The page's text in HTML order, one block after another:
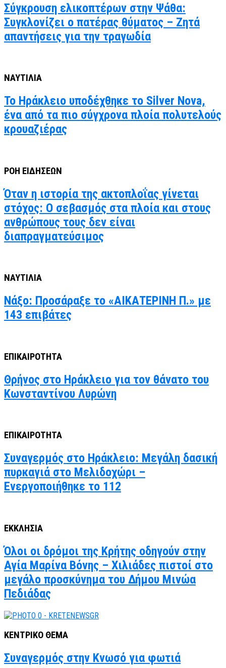
Σύγκρουση ελικοπτέρων στην Ψάθα:
Συγκλονίζει ο πατέρας θύματος – Ζητά
απαντήσεις για την τραγωδία
ΝΑΥΤΙΛΙΑ
Το Ηράκλειο υποδέχθηκε το Silver Nova,
ένα από τα πιο σύγχρονα πλοία πολυτελούς
κρουαζιέρας
ΡΟΗ ΕΙΔΗΣΕΩΝ
Όταν η ιστορία της ακτοπλοΐας γίνεται
στόχος: Ο σεβασμός στα πλοία και στους
ανθρώπους τους δεν είναι
διαπραγματεύσιμος
ΝΑΥΤΙΛΙΑ
Νάξο: Προσάραξε το «ΑΙΚΑΤΕΡΙΝΗ Π.» με
143 επιβάτες
ΕΠΙΚΑΙΡΟΤΗΤΑ
Θρήνος στο Ηράκλειο για τον θάνατο του
Κωνσταντίνου Λυρώνη
ΕΠΙΚΑΙΡΟΤΗΤΑ
Συναγερμός στο Ηράκλειο: Μεγάλη δασική
πυρκαγιά στο Μελιδοχώρι –
Ενεργοποιήθηκε το 112
ΕΚΚΛΗΣΙΑ
Όλοι οι δρόμοι της Κρήτης οδηγούν στην
Αγία Μαρίνα Βόνης – Χιλιάδες πιστοί στο
μεγάλο προσκύνημα του Δήμου Μινώα
Πεδιάδας
ΚΕΝΤΡΙΚΟ ΘΕΜΑ
Συναγερμός στην Κνωσό για φωτιά